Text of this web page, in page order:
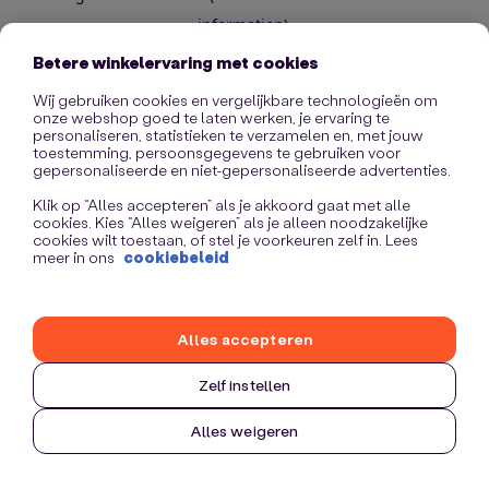
information).
Betere winkelervaring met cookies
Wij gebruiken cookies en vergelijkbare technologieën om
onze webshop goed te laten werken, je ervaring te
personaliseren, statistieken te verzamelen en, met jouw
toestemming, persoonsgegevens te gebruiken voor
gepersonaliseerde en niet-gepersonaliseerde advertenties.
Klik op “Alles accepteren” als je akkoord gaat met alle
cookies. Kies “Alles weigeren” als je alleen noodzakelijke
cookies wilt toestaan, of stel je voorkeuren zelf in. Lees
meer in ons cookiebeleid
Zelf instellen
Alles weigeren
Alles accepteren